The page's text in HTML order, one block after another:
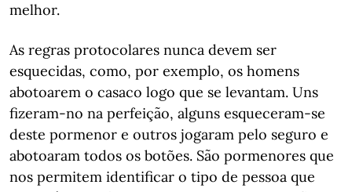
melhor.
As regras protocolares nunca devem ser
esquecidas, como, por exemplo, os homens
abotoarem o casaco logo que se levantam. Uns
fizeram-no na perfeição, alguns esqueceram-se
deste pormenor e outros jogaram pelo seguro e
abotoaram todos os botões. São pormenores que
nos permitem identificar o tipo de pessoa que